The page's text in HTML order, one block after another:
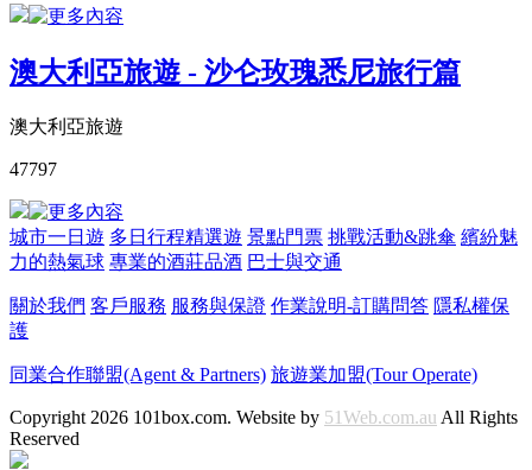
澳大利亞旅遊 - 沙仑玫瑰悉尼旅行篇
澳大利亞旅遊
47797
城市一日遊 多日行程精選遊 景點門票 挑戰活動&跳傘 繽紛魅
力的熱氣球 專業的酒莊品酒 巴士與交通
關於我們 客戶服務 服務與保證 作業說明-訂購問答 隱私權保
護
同業合作聯盟(Agent & Partners) 旅遊業加盟(Tour Operate)
Copyright 2026 101box.com. Website by 51Web.com.au All Rights
Reserved